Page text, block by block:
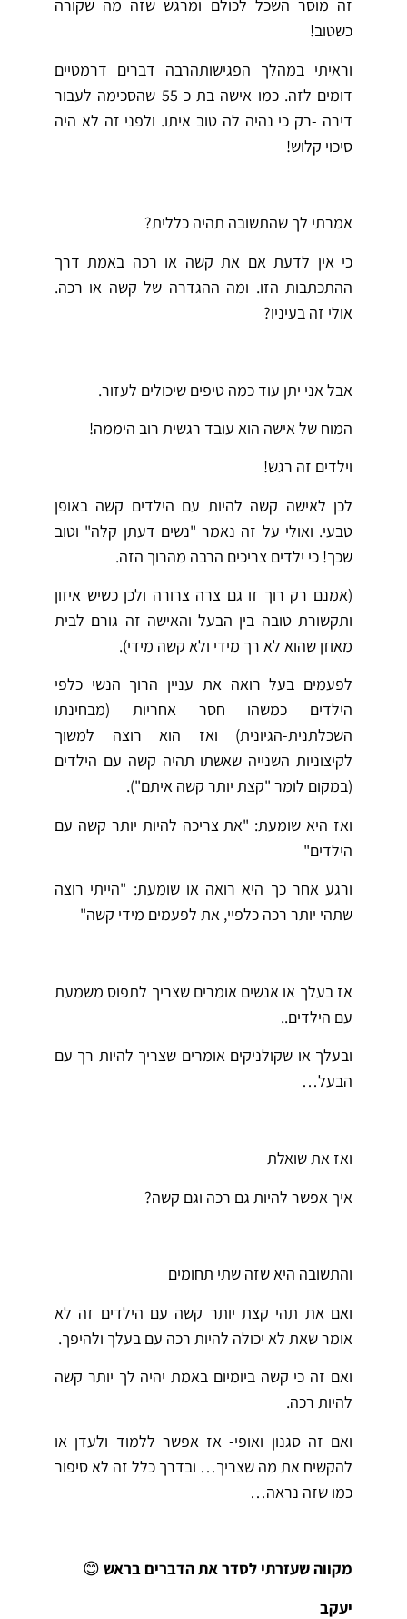
זה מוסר השכל לכולם ומרגש שזה מה שקורה
כשטוב!
וראיתי במהלך הפגישותהרבה דברים דרמטיים
דומים לזה. כמו אישה בת כ 55 שהסכימה לעבור
דירה -רק כי נהיה לה טוב איתו. ולפני זה לא היה
סיכוי קלוש!
אמרתי לך שהתשובה תהיה כללית?
כי אין לדעת אם את קשה או רכה באמת דרך
ההתכתבות הזו. ומה ההגדרה של קשה או רכה.
אולי זה בעיניו?
אבל אני יתן עוד כמה טיפים שיכולים לעזור.
המוח של אישה הוא עובד רגשית רוב היממה!
וילדים זה רגש!
לכן לאישה קשה להיות עם הילדים קשה באופן
טבעי. ואולי על זה נאמר "נשים דעתן קלה" וטוב
שכך! כי ילדים צריכים הרבה מהרוך הזה.
(אמנם רק רוך זו גם צרה צרורה ולכן כשיש איזון
ותקשורת טובה בין הבעל והאישה זה גורם לבית
מאוזן שהוא לא רך מידי ולא קשה מידי).
לפעמים בעל רואה את עניין הרוך הנשי כלפי
הילדים כמשהו חסר אחריות (מבחינתו
השכלתנית-הגיונית) ואז הוא רוצה למשוך
לקיצוניות השנייה שאשתו תהיה קשה עם הילדים
(במקום לומר "קצת יותר קשה איתם").
ואז היא שומעת: "את צריכה להיות יותר קשה עם
הילדים"
ורגע אחר כך היא רואה או שומעת: "הייתי רוצה
שתהי יותר רכה כלפיי, את לפעמים מידי קשה"
אז בעלך או אנשים אומרים שצריך לתפוס משמעת
עם הילדים..
ובעלך או שקולניקים אומרים שצריך להיות רך עם
הבעל…
ואז את שואלת
איך אפשר להיות גם רכה וגם קשה?
והתשובה היא שזה שתי תחומים
ואם את תהי קצת יותר קשה עם הילדים זה לא
אומר שאת לא יכולה להיות רכה עם בעלך ולהיפך.
ואם זה כי קשה ביומיום באמת יהיה לך יותר קשה
להיות רכה.
ואם זה סגנון ואופי- אז אפשר ללמוד ולעדן או
להקשיח את מה שצריך… ובדרך כלל זה לא סיפור
כמו שזה נראה…
מקווה שעזרתי לסדר את הדברים בראש 😊
יעקב